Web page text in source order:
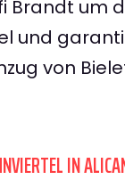
Brandt um
und
von
IN